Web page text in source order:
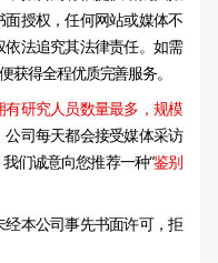
授权，任何网站或媒体不
法追究其法律责任。如需
获得全程优质完善服务。
研究人员数量最多，规模
公司每天都会接受媒体采访
们诚意向您推荐一种“鉴别
本公司事先书面许可，拒